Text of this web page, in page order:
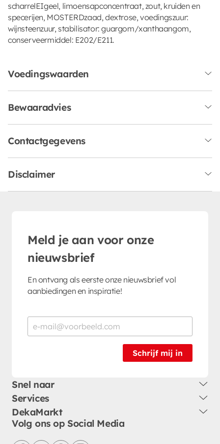
scharrelEIgeel, limoensapconcentraat, zout, kruiden en
specerijen, MOSTERDzaad, dextrose, voedingszuur:
wijnsteenzuur, stabilisator: guargom/xanthaangom,
conserveermiddel: E202/E211.
Voedingswaarden
Bewaaradvies
Contactgegevens
Disclaimer
Meld je aan voor onze
nieuwsbrief
En ontvang als eerste onze nieuwsbrief vol
aanbiedingen en inspiratie!
Schrijf mij in
Snel naar
Services
DekaMarkt
Volg ons op Social Media